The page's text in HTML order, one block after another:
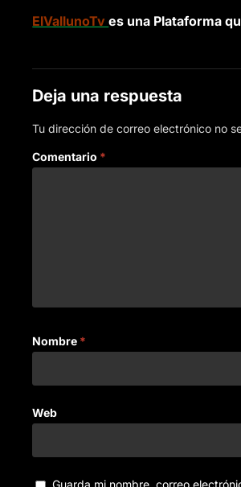
ElVallunoTves una Plataforma
Deja una respuesta
Tu dirección de correo electrónico no
Comentario *
Nombre *
Web